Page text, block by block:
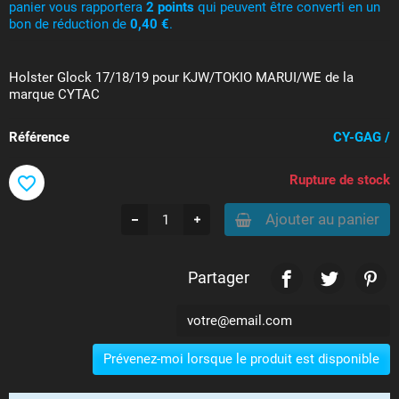
panier vous rapportera 2 points qui peuvent être converti en un
bon de réduction de 0,40 €.
Holster Glock 17/18/19 pour KJW/TOKIO MARUI/WE de la
marque CYTAC
Référence CY-GAG /
Rupture de stock
Ajouter au panier
favorite_border
Partager
Prévenez-moi lorsque le produit est disponible